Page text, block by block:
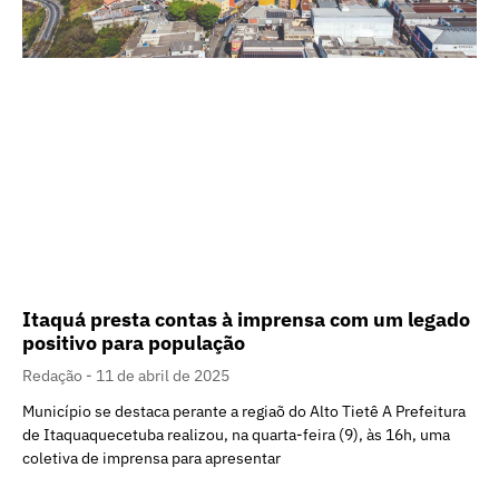
Itaquá presta contas à imprensa com um legado
positivo para população
Redação
11 de abril de 2025
Município se destaca perante a regiaõ do Alto Tietê A Prefeitura
de Itaquaquecetuba realizou, na quarta-feira (9), às 16h, uma
coletiva de imprensa para apresentar